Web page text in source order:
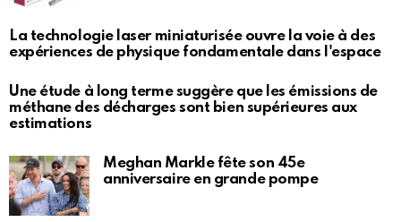
La technologie laser miniaturisée ouvre la voie à des
expériences de physique fondamentale dans l'espace
Une étude à long terme suggère que les émissions de
méthane des décharges sont bien supérieures aux
estimations
Meghan Markle fête son 45e
anniversaire en grande pompe